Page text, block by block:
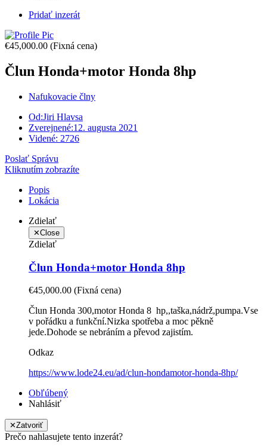
Pridať inzerát
€45,000.00 (Fixná cena)
Člun Honda+motor Honda 8hp
Nafukovacie člny
Od:Jiri Hlavsa
Zverejnené:12. augusta 2021
Videné: 2726
Poslať Správu
Kliknutím zobrazíte
Popis
Lokácia
Zdielať
✕Close
Zdielať
Člun Honda+motor Honda 8hp
€45,000.00 (Fixná cena)
Člun Honda 300,motor Honda 8 hp,,taška,nádrž,pumpa.Vse
v pořádku a funkční.Nizka spotřeba a moc pěkně
jede.Dohode se nebráním a převod zajistím.
Odkaz
https://www.lode24.eu/ad/clun-hondamotor-honda-8hp/
Obľúbený
Nahlásiť
✕Zatvoriť
Prečo nahlasujete tento inzerát?